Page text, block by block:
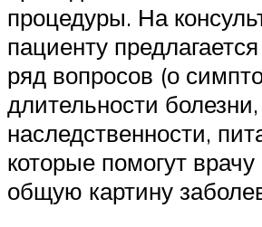
процедуры. На
пациенту
ряд вопросов (о
длительности болезни,
наследственности,
которые помогут врачу
общую картину